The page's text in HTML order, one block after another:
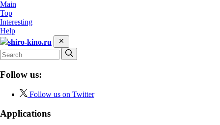
Main
Top
Interesting
Help
shiro-kino.ru
Follow us:
Follow us on Twitter
Applications